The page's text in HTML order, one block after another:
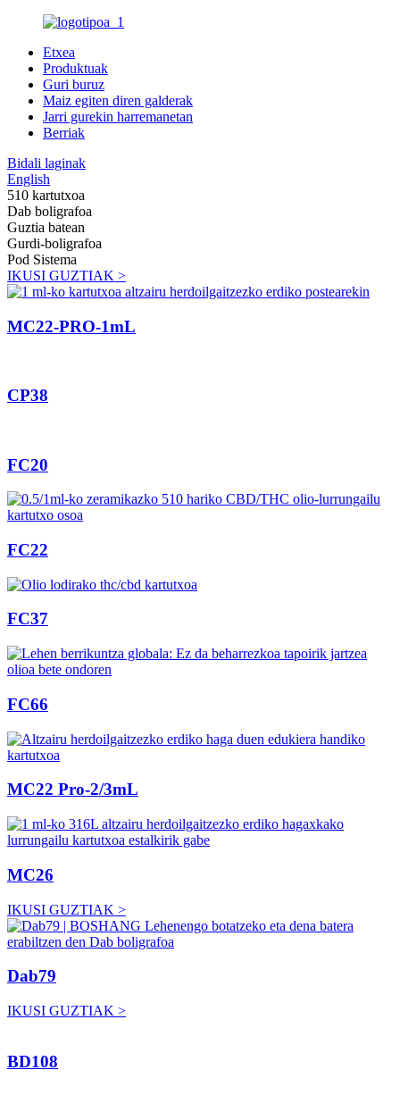
Etxea
Produktuak
Guri buruz
Maiz egiten diren galderak
Jarri gurekin harremanetan
Berriak
Bidali laginak
English
510 kartutxoa
Dab boligrafoa
Guztia batean
Gurdi-boligrafoa
Pod Sistema
IKUSI GUZTIAK >
MC22-PRO-1mL
CP38
FC20
FC22
FC37
FC66
MC22 Pro-2/3mL
MC26
IKUSI GUZTIAK >
Dab79
IKUSI GUZTIAK >
BD108